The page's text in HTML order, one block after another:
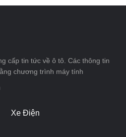
cấp tin tức về ô tô. Các thông tin
chương trình máy tính
Xe Điện